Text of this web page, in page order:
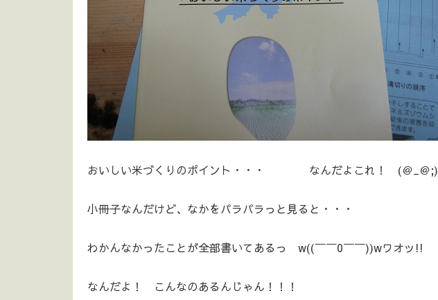
おいしい米づくりのポイント・・・ なんだよこれ！ (＠_＠;)
小冊子なんだけど、なかをパラパラっと見ると・・・
わかんなかったことが全部書いてあるっ w((￣￣0￣￣))wワオッ!!
なんだよ！ こんなのあるんじゃん！！！